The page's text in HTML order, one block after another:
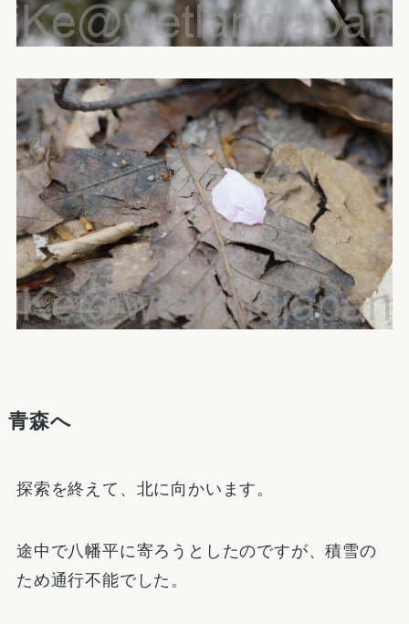
青森へ
探索を終えて、北に向かいます。
途中で八幡平に寄ろうとしたのですが、積雪の
ため通行不能でした。